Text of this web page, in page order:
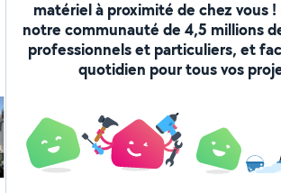
matériel à proximité de chez vous !
notre communauté de 4,5 millions
professionnels et particuliers, et
quotidien pour tous vos